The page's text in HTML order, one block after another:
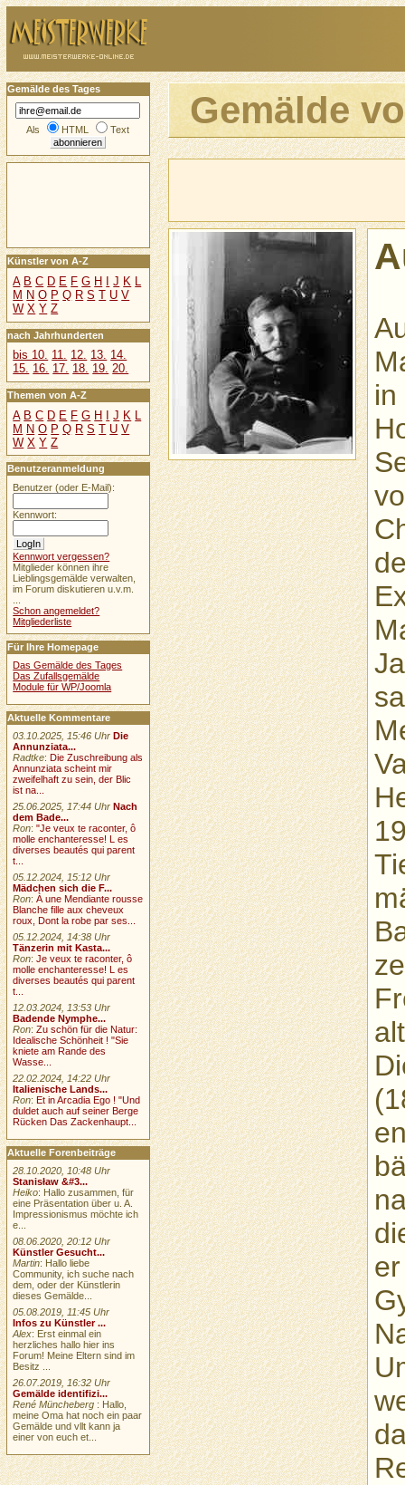
Gemälde
in
Gemälde des Tages
Als HTML Text
Künstler von A-Z
A B C D E F G H J K L
M N O P Q R S T U V
W X Y Z
nach Jahrhunderten
bis 10. 11. 12. 13. 14.
15. 16. 17. 18. 19. 20.
Themen von A-Z
A B C D E F G H I J K L
M N O P Q R S T U V
W X Y Z
Benutzeranmeldung
Benutzer (oder E-Mail):
Kennwort:
Kennwort vergessen?
Mitglieder können ihre
Lieblingsgemälde verwalten,
im Forum diskutieren u.v.m.
Schon angemeldet?
Mitgliederliste
Für Ihre Homepage
Das Gemälde des Tages
Das Zufallsgemälde
Module für WP/Joomla
Aktuelle Kommentare
03.10.2025, 15:46 Uhr Die
Annunziata...
Radtke: Die Zuschreibung als
Annunziata scheint mir
zweifelhaft zu sein, der Blic
ist na...
25.06.2025, 17:44 Uhr Nach
dem Bade...
Ron:"Je veux te raconter, ô
molle enchanteresse! L es
diverses beautés qui parent
t...
05.12.2024, 15:12 Uhr
Mädchen sich die F...
Ron:À une Mendiante rousse
Blanche fille aux cheveux
roux, Dont la robe par ses...
05.12.2024, 14:38 Uhr
Tänzerin mit Kasta...
Ron:Je veux te raconter, ô
molle enchanteresse! L es
diverses beautés qui parent
t...
12.03.2024, 13:53 Uhr
Badende Nymphe...
Ron:Zu schön für die Natur:
Idealische Schönheit ! "Sie
kniete am Rande des
Wasse...
22.02.2024, 14:22 Uhr
Italienische Lands...
Ron:Et in Arcadia Ego ! "Und
duldet auch auf seiner Berge
Rücken Das Zackenhaupt...
Aktuelle Forenbeiträge
28.10.2020, 10:48 Uhr
Stanisław &#3...
Heiko: Hallo zusammen, für
eine Präsentation über u. A.
Impressionismus möchte ich
e...
08.06.2020, 20:12 Uhr
Künstler Gesucht...
Martin: Hallo liebe
Community, ich suche nach
dem, oder der Künstlerin
dieses Gemälde...
05.08.2019, 11:45 Uhr
Infos zu Künstler ...
Alex: Erst einmal ein
herzliches hallo hier ins
Forum! Meine Eltern sind im
Besitz ...
26.07.2019, 16:32 Uhr
Gemälde identifizi...
René Müncheberg : Hallo,
meine Oma hat noch ein paar
Gemälde und vllt kann ja
einer von euch et...